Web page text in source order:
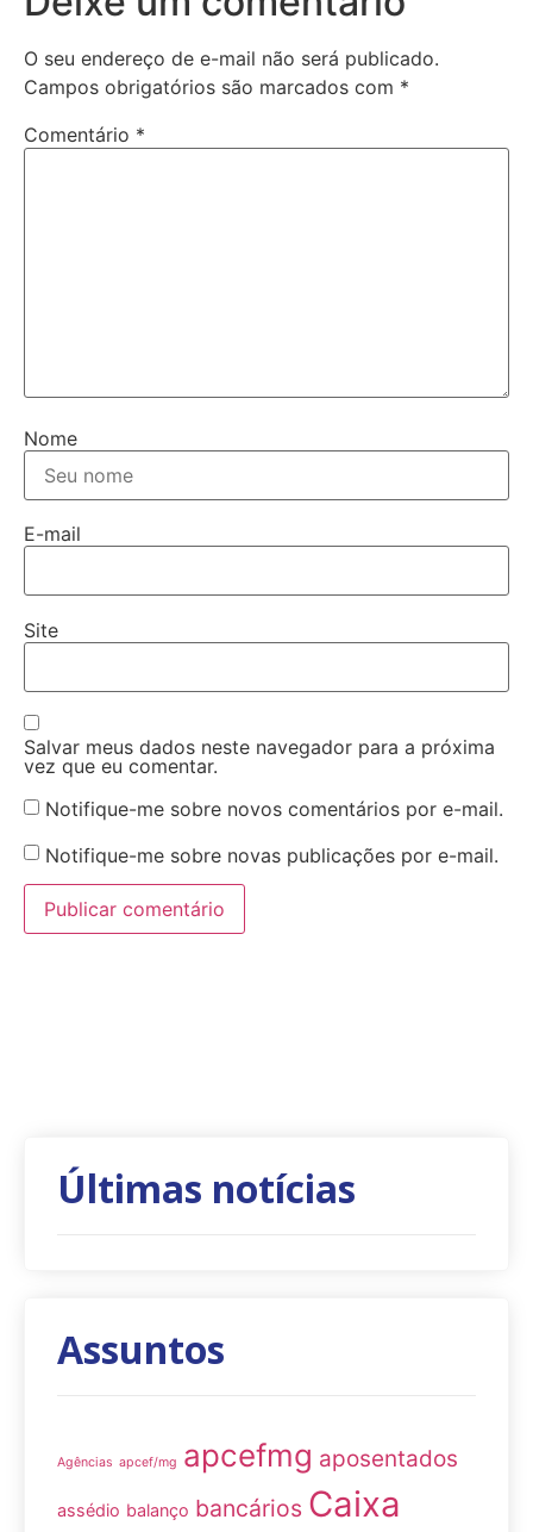
O seu endereço de e-mail não será publicado.
Campos obrigatórios são marcados com *
Comentário *
Nome
E-mail
Site
Salvar meus dados neste navegador para a próxima
vez que eu comentar.
Notifique-me sobre novos comentários por e-mail.
Notifique-me sobre novas publicações por e-mail.
Últimas notícias
Assuntos
Agências apcef/mg apcefmg aposentados
assédio balanço bancários Caixa